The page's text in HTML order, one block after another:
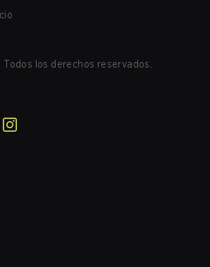
Todos los derechos reservados.